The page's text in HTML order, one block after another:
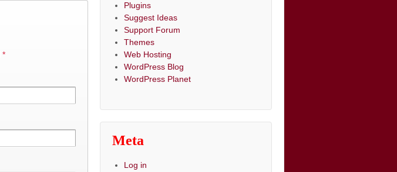
*
Plugins
Suggest Ideas
Support Forum
Themes
Web Hosting
WordPress Blog
WordPress Planet
Meta
Log in